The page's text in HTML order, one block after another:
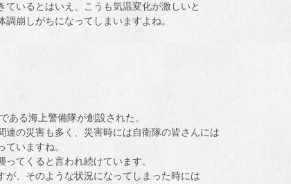
ているとはいえ、こうも気温変化が激しいと
崩しがちになってしまいますよね。
ある海上警備隊が創設された。
連の災害も多く、災害時には自衛隊の皆さんには
いますね。
てくると言われ続けています。
が、そのような状況になってしまった時には